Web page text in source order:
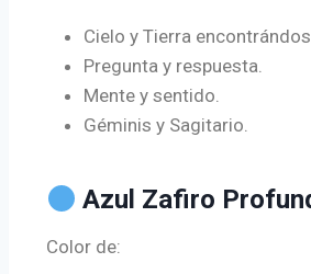
Cielo y Tierra
Pregunta y respuesta.
Mente y sentido.
Géminis y Sagitario.
Azul Zafiro
Color de: